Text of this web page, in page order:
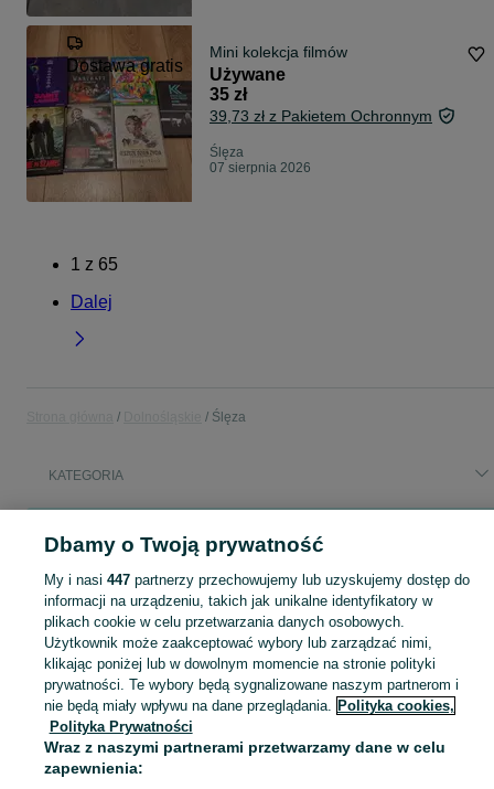
Dostawa gratis
Mini kolekcja filmów
Używane
35 zł
39,73 zł z Pakietem Ochronnym
Ślęza
07 sierpnia 2026
1 z 65
Dalej
Ślęza
KATEGORIA
nowe oblicza geografii 1 matematyka 1 pazdro
Skorzystaj z największego serwisu ogłoszeniowego - Ślęza i okolice! Kupuj to, czego pragniesz i sprzedawaj to, czego już nie potrzebujesz!
Mapa kategorii
Mapa miejscowości
Mapa ministron
Popularne wyszukiwania
Dbamy o Twoją prywatność
My i nasi 447partnerzy przechowujemy lub uzyskujemy dostęp do
informacji na urządzeniu, takich jak unikalne identyfikatory w
plikach cookie w celu przetwarzania danych osobowych.
Użytkownik może zaakceptować wybory lub zarządzać nimi,
klikając poniżej lub w dowolnym momencie na stronie polityki
prywatności. Te wybory będą sygnalizowane naszym partnerom i
nie będą miały wpływu na dane przeglądania. Polityka cookies,
Polityka Prywatności
Wraz z naszymi partnerami przetwarzamy dane w celu
zapewnienia: